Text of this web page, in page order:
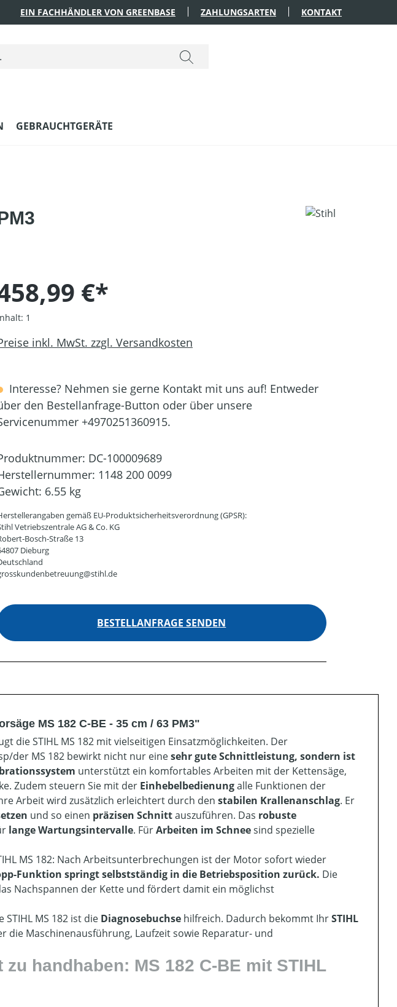
EIN FACHHÄNDLER VON GREENBASE ZAHLUNGSARTEN KONTAKT
GEBRAUCHTGERÄTE
€*
1
inkl. MwSt. zzgl. Versandkosten
Interesse? Nehmen sie gerne Kontakt mit uns auf! Entweder
den Bestellanfrage-Button oder über unsere
+4970251360915.
DC-100009689
1148 200 0099
6.55 kg
gemäß EU-Produktsicherheitsverordnung (GPSR):
Vetriebszentrale AG & Co. KG
Bosch-Straße 13
Dieburg
BESTELLANFRAGE SENDEN
MS 182 C-BE - 35 cm / 63 PM3"
die STIHL MS 182 mit vielseitigen Einsatzmöglichkeiten. Der
der MS 182 bewirkt nicht nur einesehrgute Schnittleistung, sondern ist
unterstützt ein komfortables Arbeiten mit der Kettensäge,
Zudem steuern Sie mit der Einhebelbedienungalle Funktionen der
Arbeit wird zusätzlich erleichtert durch den stabilen Krallenanschlag. Er
und so einen präzisen Schnittauszuführen. Das robuste
lange Wartungsintervalle. FürArbeiten im Schneesind spezielle
MS 182: Nach Arbeitsunterbrechungen ist der Motor sofort wieder
Funktion springt selbstständig in die Betriebsposition zurück. Die
Nachspannen der Kette und fördert damit ein möglichst
MS 182 ist die Diagnosebuchse hilfreich. Dadurch bekommt IhrSTIHL
die Maschinenausführung, Laufzeit sowie Reparatur- und
handhaben: MS 182 C-BE mit STIHL